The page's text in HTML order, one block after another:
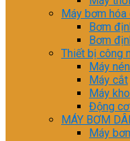
Máy bơm hóa
Bơm
Bơm
Thiết bị công
Máy
Máy cắt
Máy
Động
MÁY BƠM
Máy